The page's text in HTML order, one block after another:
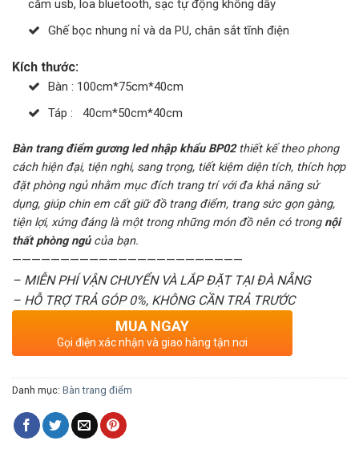
cắm usb, loa bluetooth, sạc tự động không dây
Ghế bọc nhung nỉ và da PU, chân sắt tĩnh điện
Kích thước:
Bàn : 100cm*75cm*40cm
Táp : 40cm*50cm*40cm
Bàn trang điểm gương led nhập khẩu BP02thiết kế theo phong
cách hiện đại, tiện nghi, sang trọng, tiết kiệm diện tích, thích hợp
đặt phòng ngủ nhằm mục đích trang trí với đa khả năng sử
dụng, giúp chin em cất giữ đồ trang điểm, trang sức gọn gàng,
tiện lợi, xứng đáng là một trong những món đồ nên có trongnội
thất phòng ngủcủa bạn.
————————————————————————
– MIỄN PHÍ VẬN CHUYỂN VÀ LẮP ĐẶT TẠI ĐÀ NẴNG
– HỖ TRỢ TRẢ GÓP 0%, KHÔNG CẦN TRẢ TRƯỚC
MUA NGAY
Gọi điện xác nhận và giao hàng tận nơi
Danh mục: Bàn trang điểm